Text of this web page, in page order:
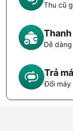
Thu cũ
Dễ dàng
Trả
Đổi máy